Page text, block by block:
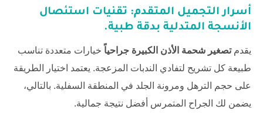
أسرار التجميل المتقدم: تقنيات استئصال
الأنسجة المتدلية بدقة طبية.
يقدمتصغير شحمة الأذن الكبيرة جراحياً خيارات متعددة تناسب
طبيعة كل تشريح لتفادي الندبات المزعجة. يعتمد اختيار الطريقة
على حجم الترهل ومرونة الجلد في المنطقة السفلية. بالتالي،
يضمن لك الجراح المتمرس أفضل نتيجة جمالية.